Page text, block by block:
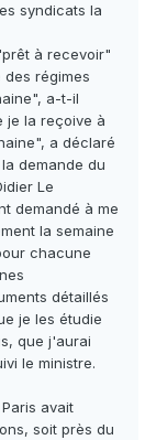
syndicats la
à recevoir"
régimes
a-t-il
je la reçoive à
a déclaré
demande du
Le
demandé à me
la semaine
chacune
détaillés
je les étudie
que j'aurai
le ministre.
avait
soit près du